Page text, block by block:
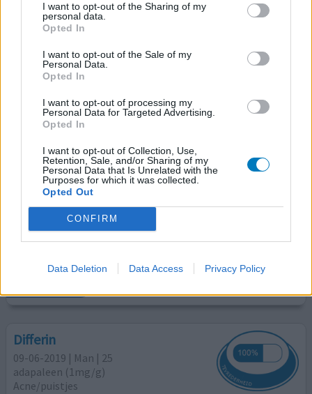
I want to opt-out of the Sharing of my
personal data.
Opted In
I want to opt-out of the Sale of my
Personal Data.
Opted In
I want to opt-out of processing my
Personal Data for Targeted Advertising.
Opted In
I want to opt-out of Collection, Use,
Retention, Sale, and/or Sharing of my
Personal Data that Is Unrelated with the
Purposes for which it was collected.
Opted Out
CONFIRM
Data Deletion Data Access Privacy Policy
geef mening 0 reacties
Differin
adapaleen (1mg/g)
Acne/puistjes
Hoeveelheid bijwerkingen
Beste mensen, ik ben Gioya Smeets en kom uit Sittard. Ik
ben opzoek naar een acné model met 5 witte pustels en
3 mee-eters. Het examen is op 20 juni om 15:15. Wie mee
wil en goed wordt gekeurd krijgt een vergoeding. Heb je
Differin
09-06-2019 | Man | 25
adapaleen (1mg/g)
Acne/puistjes